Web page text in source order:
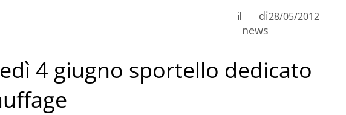
di
news
il 28/05/2012
4 giugno sportello dedicato